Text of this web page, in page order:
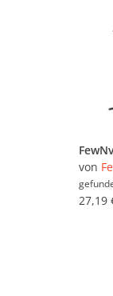
besuchen
Möbeln der
oben auf
Leitern von
reduzierten
inspirieren
von
27,19